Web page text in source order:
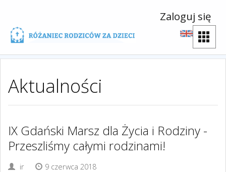
Zaloguj się
Aktualności
IX Gdański Marsz dla Życia i Rodziny -
Przeszliśmy całymi rodzinami!
ir 9 czerwca 2018